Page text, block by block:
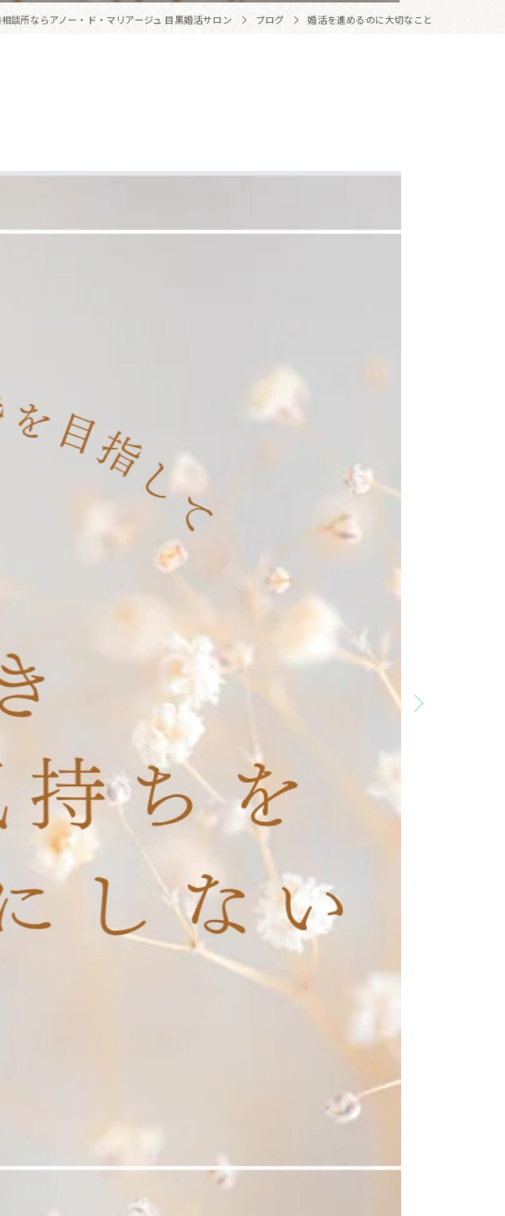
談所ならアノー・ド・マリアージュ 目黒婚活サロン ブログ 婚活を進めるのに大切なこと